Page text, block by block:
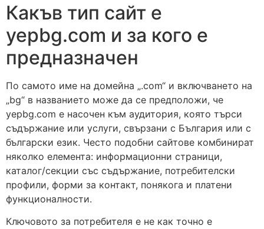
Какъв тип сайт е
yepbg.com и за кого е
предназначен
По самото име на домейна „.com“ и включването на
„bg“ в названието може да се предположи, че
yepbg.com е насочен към аудитория, която търси
съдържание или услуги, свързани с България или с
български език. Често подобни сайтове комбинират
няколко елемента: информационни страници,
каталог/секции със съдържание, потребителски
профили, форми за контакт, понякога и платени
функционалности.
Ключовото за потребителя е не как точно е